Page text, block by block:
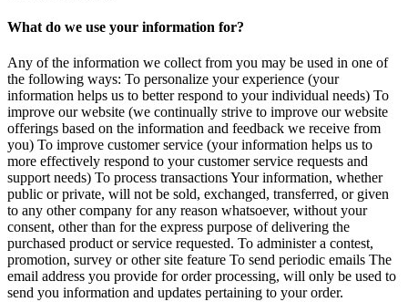
What do we use your information for?
Any of the information we collect from you may be used in one of
the following ways: To personalize your experience (your
information helps us to better respond to your individual needs) To
improve our website (we continually strive to improve our website
offerings based on the information and feedback we receive from
you) To improve customer service (your information helps us to
more effectively respond to your customer service requests and
support needs) To process transactions Your information, whether
public or private, will not be sold, exchanged, transferred, or given
to any other company for any reason whatsoever, without your
consent, other than for the express purpose of delivering the
purchased product or service requested. To administer a contest,
promotion, survey or other site feature To send periodic emails The
email address you provide for order processing, will only be used to
send you information and updates pertaining to your order.